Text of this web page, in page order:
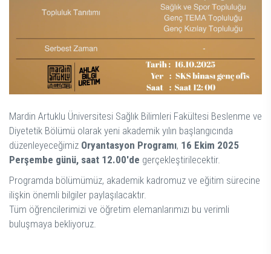
Mardin Artuklu Üniversitesi Sağlık Bilimleri Fakültesi Beslenme ve
Diyetetik Bölümü olarak yeni akademik yılın başlangıcında
düzenleyeceğimiz Oryantasyon Programı, 16 Ekim 2025
Perşembe günü, saat 12.00'de gerçekleştirilecektir.
Programda bölümümüz, akademik kadromuz ve eğitim sürecine
ilişkin önemli bilgiler paylaşılacaktır.
Tüm öğrencilerimizi ve öğretim elemanlarımızı bu verimli
buluşmaya bekliyoruz.